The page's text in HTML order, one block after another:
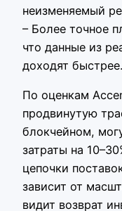
неизменяемый
– Более точное
что данные из
доходят быстрее.
По оценкам
продвинутую
блокчейном,
затраты на
цепочки
зависит от
видит возврат